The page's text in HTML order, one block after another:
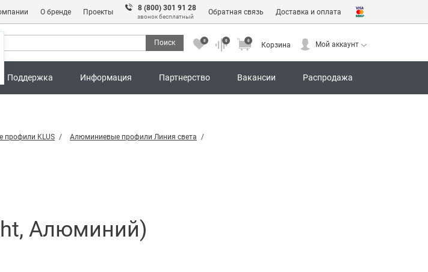
О бренде Проекты 8 (800) 301 91 28
звонок бесплатный
Обратная связь Доставка и оплата
Поиск 0 0 0
Корзина Мой аккаунт
Поддержка Информация Партнерство Вакансии Распродажа
магазинов 8 (800) 301 91 28 Корзина Мой аккаунт
профили KLUS
Алюминиевые профили Линия света
Алюминий)